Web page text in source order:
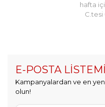
hafta
C.tesi
E-POSTA
Kampanyalardan ve en
olun!